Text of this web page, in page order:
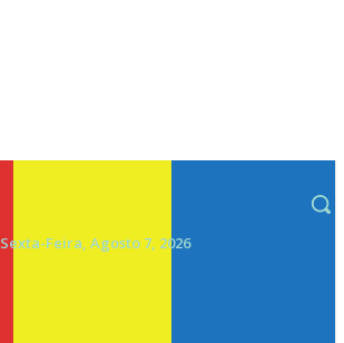
Sexta-Feira, Agosto 7, 2026